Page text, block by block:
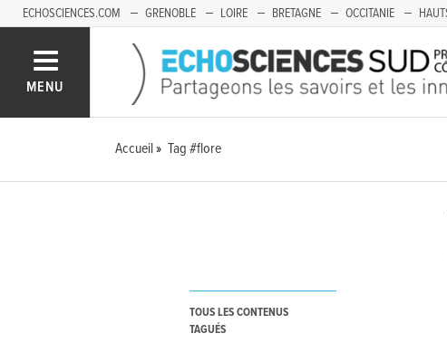
ECHOSCIENCES.COM GRENOBLE LOIRE BRETAGNE OCCITANIE
MENU
Accueil Tag #flore
TOUS LES CONTENUS
TAGUÉS